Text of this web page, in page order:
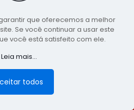
Assessoria de Comunicação da
São Bento do Una - PE
- Agência Digital
que oferecemos a melhor
Se você continuar a usar este
você está satisfeito com ele.
Leia mais...
todos